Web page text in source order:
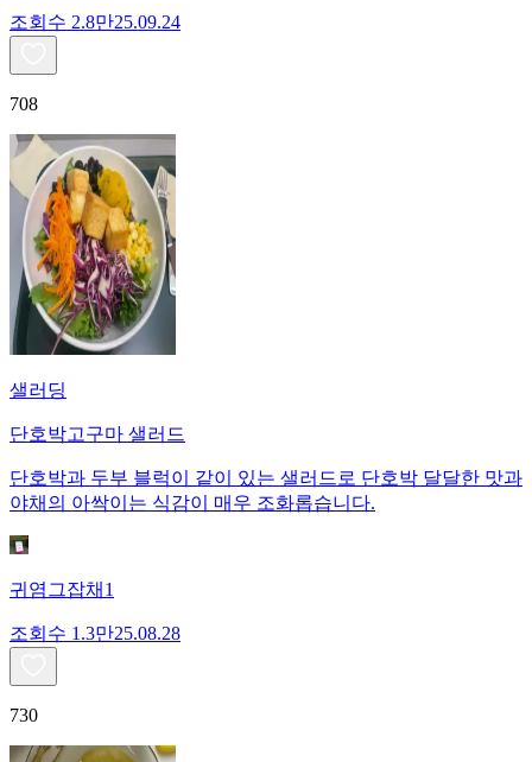
조회수 2.8만25.09.24
708
샐러딩
단호박고구마 샐러드
단호박과 두부 블럭이 같이 있는 샐러드로 단호박 달달한 맛과
야채의 아싹이는 식감이 매우 조화롭습니다.
귀염그잡채1
조회수 1.3만25.08.28
730